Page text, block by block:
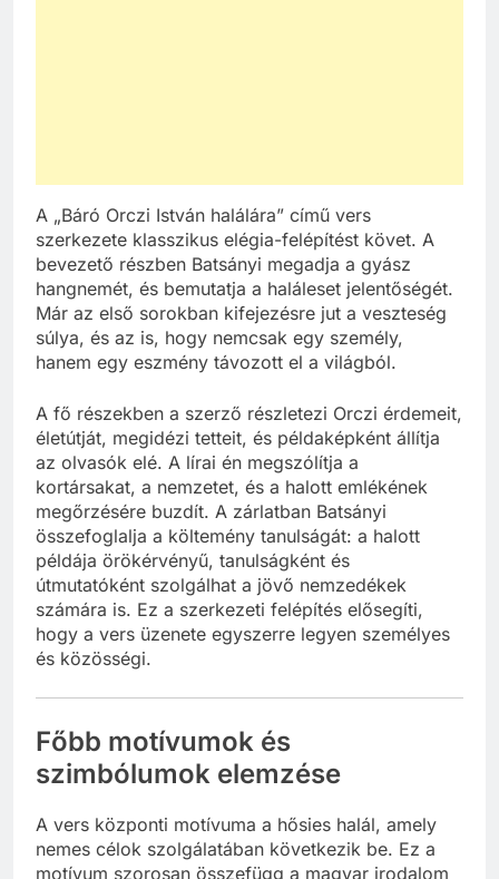
A „Báró Orczi István halálára” című vers
szerkezete klasszikus elégia-felépítést követ. A
bevezető részben Batsányi megadja a gyász
hangnemét, és bemutatja a haláleset jelentőségét.
Már az első sorokban kifejezésre jut a veszteség
súlya, és az is, hogy nemcsak egy személy,
hanem egy eszmény távozott el a világból.
A fő részekben a szerző részletezi Orczi érdemeit,
életútját, megidézi tetteit, és példaképként állítja
az olvasók elé. A lírai én megszólítja a
kortársakat, a nemzetet, és a halott emlékének
megőrzésére buzdít. A zárlatban Batsányi
összefoglalja a költemény tanulságát: a halott
példája örökérvényű, tanulságként és
útmutatóként szolgálhat a jövő nemzedékek
számára is. Ez a szerkezeti felépítés elősegíti,
hogy a vers üzenete egyszerre legyen személyes
és közösségi.
Főbb motívumok és
szimbólumok elemzése
A vers központi motívuma a hősies halál, amely
nemes célok szolgálatában következik be. Ez a
motívum szorosan összefügg a magyar irodalom